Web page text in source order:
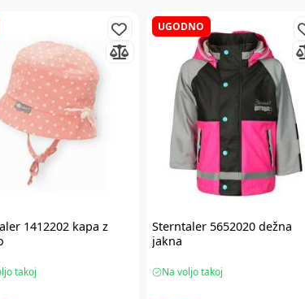
1412202 kapa z
takoj
UGODNO
Sterntaler5652020 dežna
jakna
Na voljo takoj